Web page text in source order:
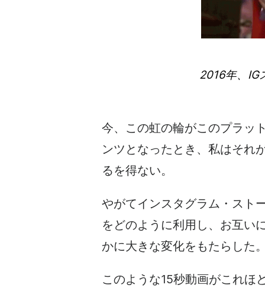
2016年、IG
今、この虹の輪がこのプラッ
ンツとなったとき、私はそれ
るを得ない。
やがてインスタグラム・スト
をどのように利用し、お互い
かに大きな変化をもたらした
このような15秒動画がこれほ